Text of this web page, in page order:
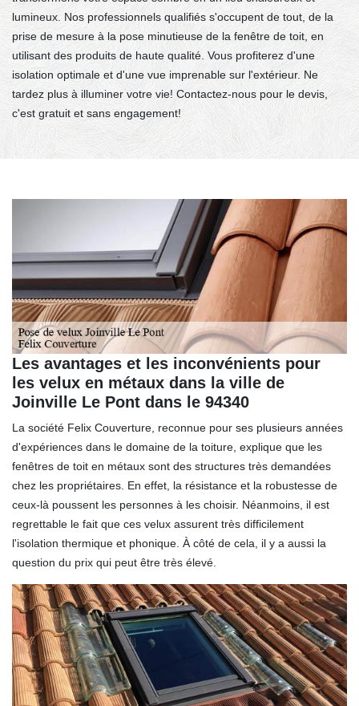
lumineux. Nos professionnels qualifiés s'occupent de tout, de la
prise de mesure à la pose minutieuse de la fenêtre de toit, en
utilisant des produits de haute qualité. Vous profiterez d'une
isolation optimale et d'une vue imprenable sur l'extérieur. Ne
tardez plus à illuminer votre vie! Contactez-nous pour le devis,
c'est gratuit et sans engagement!
Les avantages et les inconvénients pour
les velux en métaux dans la ville de
Joinville Le Pont dans le 94340
La société Felix Couverture, reconnue pour ses plusieurs années
d'expériences dans le domaine de la toiture, explique que les
fenêtres de toit en métaux sont des structures très demandées
chez les propriétaires. En effet, la résistance et la robustesse de
ceux-là poussent les personnes à les choisir. Néanmoins, il est
regrettable le fait que ces velux assurent très difficilement
l'isolation thermique et phonique. À côté de cela, il y a aussi la
question du prix qui peut être très élevé.